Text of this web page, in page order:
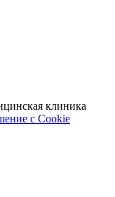
клиника
с Cookie